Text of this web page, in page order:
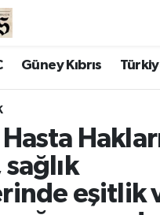
Güney Kıbrıs
eşitlik
Durumu ve Fikstür